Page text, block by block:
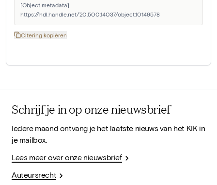
[Object metadata].
https://hdl.handle.net/20.500.14037/object.10149578
Citering kopiëren
Schrijf je in op onze nieuwsbrief
Iedere maand ontvang je het laatste nieuws van het KIK in
je mailbox.
Lees meer over onze nieuwsbrief
Auteursrecht